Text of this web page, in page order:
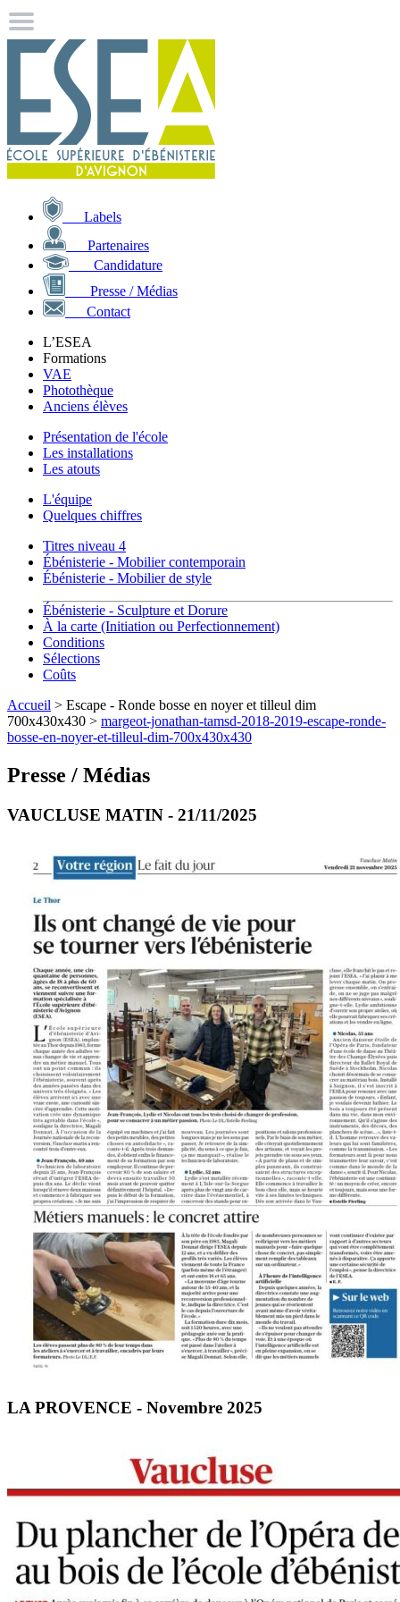
Labels
Partenaires
Candidature
Presse / Médias
Contact
L’ESEA
Formations
VAE
Photothèque
Anciens élèves
Présentation de l'école
Les installations
Les atouts
L'équipe
Quelques chiffres
Titres niveau 4
Ébénisterie - Mobilier contemporain
Ébénisterie - Mobilier de style
Ébénisterie - Sculpture et Dorure
À la carte (Initiation ou Perfectionnement)
Conditions
Sélections
Coûts
Accueil > Escape - Ronde bosse en noyer et tilleul dim
700x430x430 > margeot-jonathan-tamsd-2018-2019-escape-ronde-
bosse-en-noyer-et-tilleul-dim-700x430x430
Presse / Médias
VAUCLUSE MATIN - 21/11/2025
LA PROVENCE - Novembre 2025